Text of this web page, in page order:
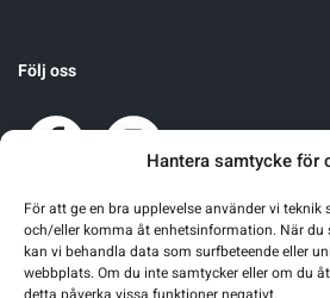
Hantera samtycke för
För att ge en bra upplevelse använder vi
och/eller komma åt enhetsinformation. När du
kan vi behandla data som surfbeteende eller
webbplats. Om du inte samtycker eller om du
Följ oss